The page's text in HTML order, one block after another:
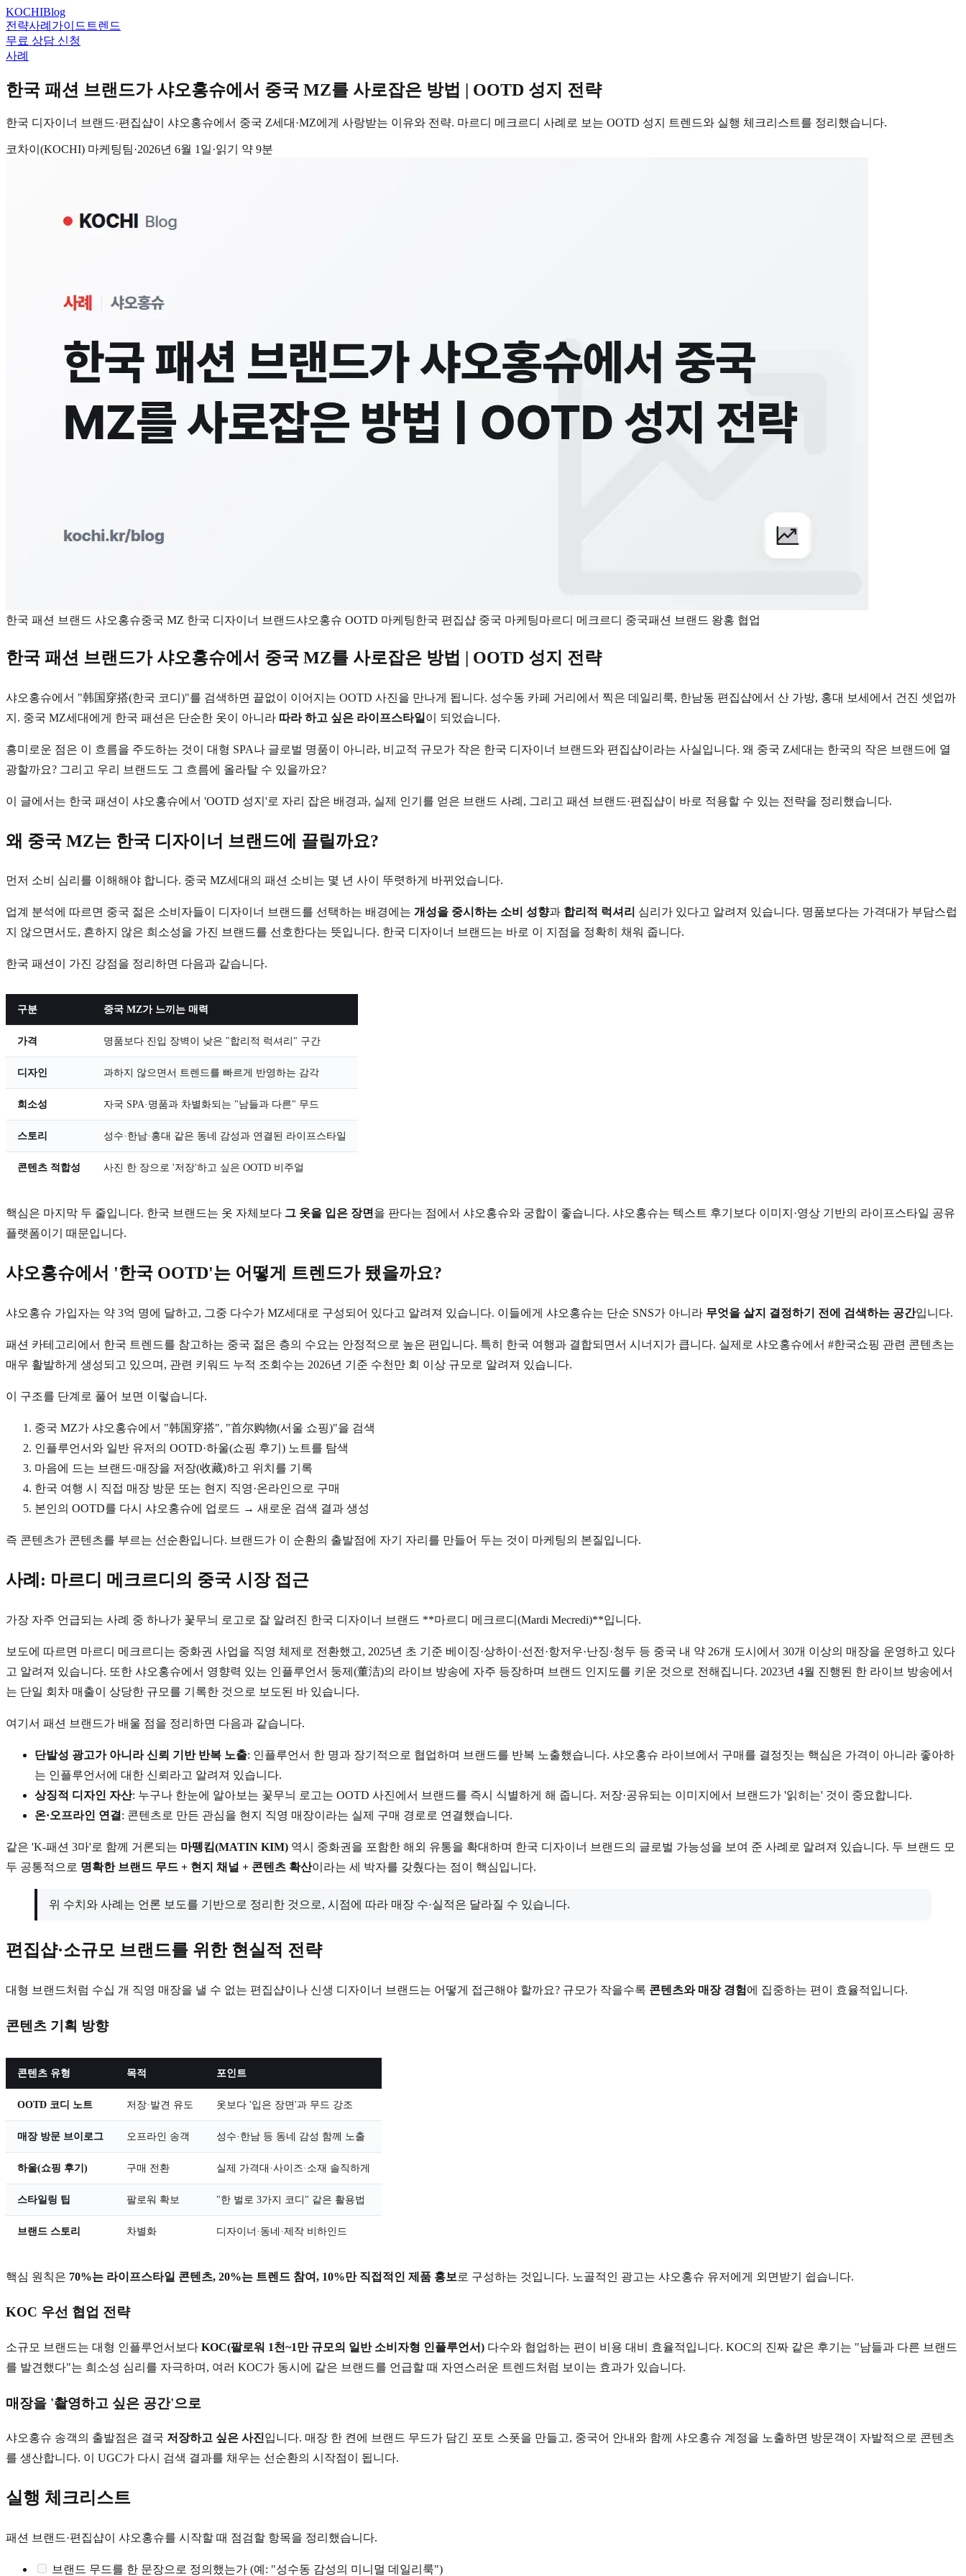
KOCHIBlog
전략사례 가이드 트렌드
무료 상담 신청
사례
한국 패션 브랜드가 샤오홍슈에서 중국 MZ를 사로잡은 방법 | OOTD 성지 전략
한국 디자이너 브랜드·편집샵이 샤오홍슈에서 중국 Z세대·MZ에게 사랑받는 이유와 전략. 마르디 메크르디 사례로 보는 OOTD 성지 트렌드와 실행 체크리스트를 정리했습니다.
코차이(KOCHI) 마케팅팀·2026년 6월 1일·읽기 약 9분
한국 패션 브랜드 샤오홍슈중국 MZ 한국 디자이너 브랜드샤오홍슈 OOTD 마케팅한국 편집샵 중국 마케팅마르디 메크르디 중국패션 브랜드 왕홍 협업
한국 패션 브랜드가 샤오홍슈에서 중국 MZ를 사로잡은 방법 | OOTD 성지 전략
샤오홍슈에서 "韩国穿搭(한국 코디)"를 검색하면 끝없이 이어지는 OOTD 사진을 만나게 됩니다. 성수동 카페 거리에서 찍은 데일리룩, 한남동 편집샵에서 산 가방, 홍대 보세에서 건진 셋업까
지. 중국 MZ세대에게 한국 패션은 단순한 옷이 아니라 따라 하고 싶은 라이프스타일 이 되었습니다.
흥미로운 점은 이 흐름을 주도하는 것이 대형 SPA나 글로벌 명품이 아니라, 비교적 규모가 작은 한국 디자이너 브랜드와 편집샵이라는 사실입니다. 왜 중국 Z세대는 한국의 작은 브랜드에 열
광할까요? 그리고 우리 브랜드도 그 흐름에 올라탈 수 있을까요?
이 글에서는 한국 패션이 샤오홍슈에서 'OOTD 성지'로 자리 잡은 배경과, 실제 인기를 얻은 브랜드 사례, 그리고 패션 브랜드·편집샵이 바로 적용할 수 있는 전략을 정리했습니다.
왜 중국 MZ는 한국 디자이너 브랜드에 끌릴까요?
먼저 소비 심리를 이해해야 합니다. 중국 MZ세대의 패션 소비는 몇 년 사이 뚜렷하게 바뀌었습니다.
업계 분석에 따르면 중국 젊은 소비자들이 디자이너 브랜드를 선택하는 배경에는 개성을 중시하는 소비 성향과 합리적 럭셔리 심리가 있다고 알려져 있습니다. 명품보다는 가격대가 부담스럽
지 않으면서도, 흔하지 않은 희소성을 가진 브랜드를 선호한다는 뜻입니다. 한국 디자이너 브랜드는 바로 이 지점을 정확히 채워 줍니다.
한국 패션이 가진 강점을 정리하면 다음과 같습니다.
구분 중국 MZ가 느끼는 매력
가격 명품보다 진입 장벽이 낮은 "합리적 럭셔리" 구간
디자인 과하지 않으면서 트렌드를 빠르게 반영하는 감각
희소성 자국 SPA·명품과 차별화되는 "남들과 다른" 무드
스토리 성수·한남·홍대 같은 동네 감성과 연결된 라이프스타일
콘텐츠 적합성 사진 한 장으로 '저장'하고 싶은 OOTD 비주얼
핵심은 마지막 두 줄입니다. 한국 브랜드는 옷 자체보다 그 옷을 입은 장면을 판다는 점에서 샤오홍슈와 궁합이 좋습니다. 샤오홍슈는 텍스트 후기보다 이미지·영상 기반의 라이프스타일 공유
플랫폼이기 때문입니다.
샤오홍슈에서 '한국 OOTD'는 어떻게 트렌드가 됐을까요?
샤오홍슈 가입자는 약 3억 명에 달하고, 그중 다수가 MZ세대로 구성되어 있다고 알려져 있습니다. 이들에게 샤오홍슈는 단순 SNS가 아니라 무엇을 살지 결정하기 전에 검색하는 공간입니다.
패션 카테고리에서 한국 트렌드를 참고하는 중국 젊은 층의 수요는 안정적으로 높은 편입니다. 특히 한국 여행과 결합되면서 시너지가 큽니다. 실제로 샤오홍슈에서 #한국쇼핑 관련 콘텐츠는
매우 활발하게 생성되고 있으며, 관련 키워드 누적 조회수는 2026년 기준 수천만 회 이상 규모로 알려져 있습니다.
이 구조를 단계로 풀어 보면 이렇습니다.
중국 MZ가 샤오홍슈에서 "韩国穿搭", "首尔购物(서울 쇼핑)"을 검색
인플루언서와 일반 유저의 OOTD·하울(쇼핑 후기) 노트를 탐색
마음에 드는 브랜드·매장을 저장(收藏)하고 위치를 기록
한국 여행 시 직접 매장 방문 또는 현지 직영·온라인으로 구매
본인의 OOTD를 다시 샤오홍슈에 업로드 → 새로운 검색 결과 생성
즉 콘텐츠가 콘텐츠를 부르는 선순환입니다. 브랜드가 이 순환의 출발점에 자기 자리를 만들어 두는 것이 마케팅의 본질입니다.
사례: 마르디 메크르디의 중국 시장 접근
가장 자주 언급되는 사례 중 하나가 꽃무늬 로고로 잘 알려진 한국 디자이너 브랜드 **마르디 메크르디(Mardi Mecredi)**입니다.
보도에 따르면 마르디 메크르디는 중화권 사업을 직영 체제로 전환했고, 2025년 초 기준 베이징·상하이·선전·항저우·난징·청두 등 중국 내 약 26개 도시에서 30개 이상의 매장을 운영하고 있다
고 알려져 있습니다. 또한 샤오홍슈에서 영향력 있는 인플루언서 둥제(董洁)의 라이브 방송에 자주 등장하며 브랜드 인지도를 키운 것으로 전해집니다. 2023년 4월 진행된 한 라이브 방송에서
는 단일 회차 매출이 상당한 규모를 기록한 것으로 보도된 바 있습니다.
여기서 패션 브랜드가 배울 점을 정리하면 다음과 같습니다.
단발성 광고가 아니라 신뢰 기반 반복 노출: 인플루언서 한 명과 장기적으로 협업하며 브랜드를 반복 노출했습니다. 샤오홍슈 라이브에서 구매를 결정짓는 핵심은 가격이 아니라 좋아하
는 인플루언서에 대한 신뢰라고 알려져 있습니다.
상징적 디자인 자산: 누구나 한눈에 알아보는 꽃무늬 로고는 OOTD 사진에서 브랜드를 즉시 식별하게 해 줍니다. 저장·공유되는 이미지에서 브랜드가 '읽히는' 것이 중요합니다.
온·오프라인 연결 : 콘텐츠로 만든 관심을 현지 직영 매장이라는 실제 구매 경로로 연결했습니다.
같은 'K-패션 3마'로 함께 거론되는 마뗑킴(MATIN KIM) 역시 중화권을 포함한 해외 유통을 확대하며 한국 디자이너 브랜드의 글로벌 가능성을 보여 준 사례로 알려져 있습니다. 두 브랜드 모
두 공통적으로 명확한 브랜드 무드 + 현지 채널 + 콘텐츠 확산이라는 세 박자를 갖췄다는 점이 핵심입니다.
위 수치와 사례는 언론 보도를 기반으로 정리한 것으로, 시점에 따라 매장 수·실적은 달라질 수 있습니다.
편집샵·소규모 브랜드를 위한 현실적 전략
대형 브랜드처럼 수십 개 직영 매장을 낼 수 없는 편집샵이나 신생 디자이너 브랜드는 어떻게 접근해야 할까요? 규모가 작을수록 콘텐츠와 매장 경험 에 집중하는 편이 효율적입니다.
콘텐츠 기획 방향
콘텐츠 유형 목적 포인트
OOTD 코디 노트 저장·발견 유도 옷보다 '입은 장면'과 무드 강조
매장 방문 브이로그 오프라인 송객 성수·한남 등 동네 감성 함께 노출
하울(쇼핑 후기) 구매 전환 실제 가격대·사이즈·소재 솔직하게
스타일링 팁 팔로워 확보 "한 벌로 3가지 코디" 같은 활용법
브랜드 스토리 차별화 디자이너·동네·제작 비하인드
핵심 원칙은 70%는 라이프스타일 콘텐츠, 20%는 트렌드 참여, 10%만 직접적인 제품 홍보 로 구성하는 것입니다. 노골적인 광고는 샤오홍슈 유저에게 외면받기 쉽습니다.
KOC 우선 협업 전략
소규모 브랜드는 대형 인플루언서보다 KOC(팔로워 1천~1만 규모의 일반 소비자형 인플루언서) 다수와 협업하는 편이 비용 대비 효율적입니다. KOC의 진짜 같은 후기는 "남들과 다른 브랜드
를 발견했다"는 희소성 심리를 자극하며, 여러 KOC가 동시에 같은 브랜드를 언급할 때 자연스러운 트렌드처럼 보이는 효과가 있습니다.
매장을 '촬영하고 싶은 공간'으로
샤오홍슈 송객의 출발점은 결국 저장하고 싶은 사진입니다. 매장 한 켠에 브랜드 무드가 담긴 포토 스폿을 만들고, 중국어 안내와 함께 샤오홍슈 계정을 노출하면 방문객이 자발적으로 콘텐츠
를 생산합니다. 이 UGC가 다시 검색 결과를 채우는 선순환의 시작점이 됩니다.
실행 체크리스트
패션 브랜드·편집샵이 샤오홍슈를 시작할 때 점검할 항목을 정리했습니다.
브랜드 무드를 한 문장으로 정의했는가 (예: "성수동 감성의 미니멀 데일리룩")